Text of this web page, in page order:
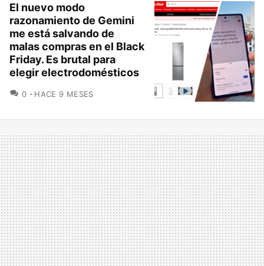
El nuevo modo
razonamiento de Gemini
me está salvando de
malas compras en el Black
Friday. Es brutal para
elegir electrodomésticos
0 COMENTARIOS
HACE 9 MESES